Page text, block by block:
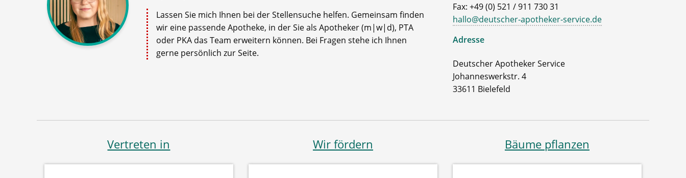
Lassen Sie mich Ihnen bei der Stellensuche helfen. Gemeinsam finden
wir eine passende Apotheke, in der Sie als Apotheker (m|w|d), PTA
oder PKA das Team erweitern können. Bei Fragen stehe ich Ihnen
gerne persönlich zur Seite.
Fax: +49 (0) 521 / 911 730 31
hallo@deutscher-apotheker-service.de
Adresse
Deutscher Apotheker Service
Johanneswerkstr. 4
33611 Bielefeld
Vertreten in Wir fördern Bäume pflanzen